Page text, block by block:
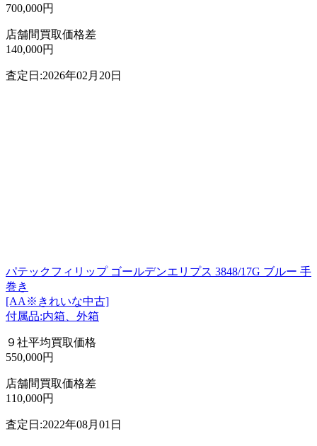
700,000円
店舗間買取価格差
140,000円
査定日:2026年02月20日
パテックフィリップ ゴールデンエリプス 3848/17G ブルー 手
巻き
[AA※きれいな中古]
付属品:内箱、外箱
９社平均買取価格
550,000円
店舗間買取価格差
110,000円
査定日:2022年08月01日